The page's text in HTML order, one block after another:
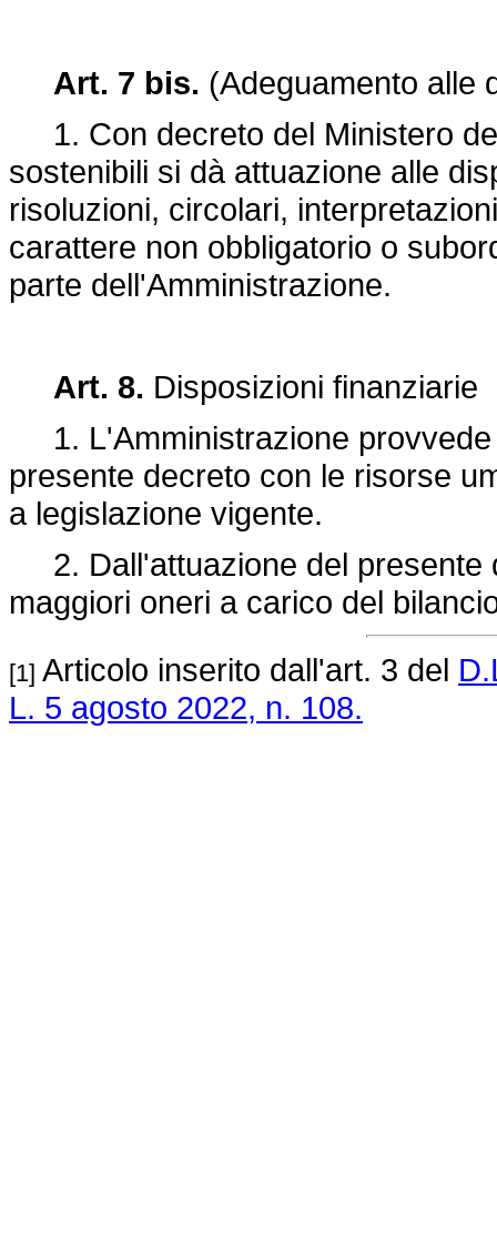
Art. 7 bis. (Adeguamento alle
1. Con decreto del Ministero
sostenibili si dà attuazione alle
risoluzioni, circolari,
carattere non obbligatorio o
parte dell'Amministrazione.
Art. 8. Disposizioni finanziarie
1. L'Amministrazione provvede
presente decreto con le risorse
a legislazione vigente.
2. Dall'attuazione del presente
maggiori oneri a carico del
[1] Articolo inserito dall'art. 3 del
L. 5 agosto 2022, n. 108.